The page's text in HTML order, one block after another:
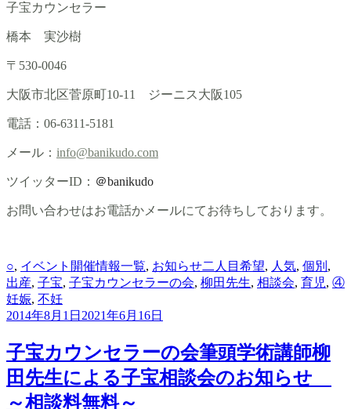
子宝カウンセラー
橋本 実沙樹
〒530-0046
大阪市北区菅原町10-11 ジーニス大阪105
電話：06-6311-5181
メール： info@banikudo.com
ツイッターID： ＠banikudo
お問い合わせはお電話かメールにてお待ちしております。
カ
テ
ゴ
リ
○, イベント開催情報一覧, お知らせタ
グ
二人目希望, 人気, 個別 ,
出産, 子宝, 子宝カウンセラーの会, 柳田先生, 相談会, 育児, ④
妊娠, 不妊
2014年8月1日 2021年6月16日
子宝カウンセラーの会筆頭学術講師柳
田先生による子宝相談会のお知らせ
～相談料無料～